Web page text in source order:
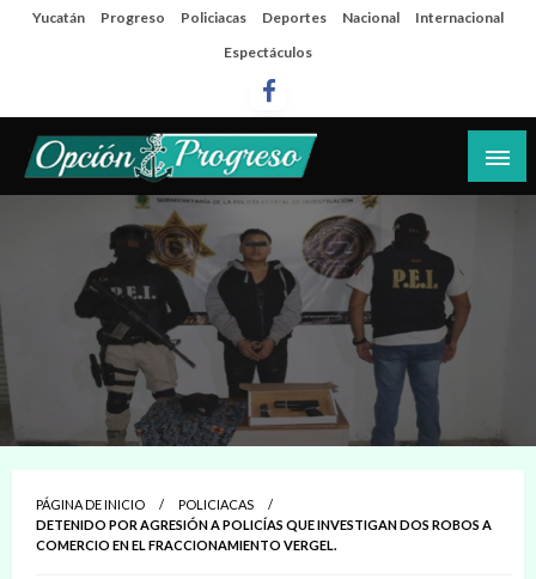
SaltaYucatán Progreso Policiacas Deportes Nacional
Internacional
Espectáculos
Opción Progreso
Las noticias del día a día del puerto
PÁGINA DE INICIO
POLICIACAS
DETENIDO POR AGRESIÓN A POLICÍAS QUE INVESTIGAN DOS ROBOS A
COMERCIO EN EL FRACCIONAMIENTO VERGEL.